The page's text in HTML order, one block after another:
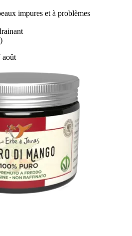
impures et à problèmes
août